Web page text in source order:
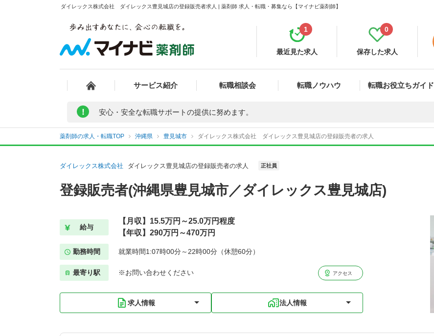
ダイレックス株式会社 ダイレックス豊見城店の登録販売者求人 | 薬剤師 求人・転職・募集なら【マイナビ薬剤師】
最近見た求人
1
保存した求人
0
サービス紹介 転職相談会 転職ノウハウ 転職お役立ちガイド
! 安心・安全な転職サポートの提供に努めます。
薬剤師の求人・転職TOP 沖縄県 豊見城市 ダイレックス株式会社 ダイレックス豊見城店の登録販売者の求人
ダイレックス株式会社 ダイレックス豊見城店の登録販売者の求人 正社員
登録販売者(沖縄県豊見城市／ダイレックス豊見城店)
給与
【月収】15.5万円～25.0万円程度
【年収】290万円～470万円
勤務時間 就業時間1:07時00分～22時00分（休憩60分）
最寄り駅 ※お問い合わせください アクセス
求人情報 法人情報